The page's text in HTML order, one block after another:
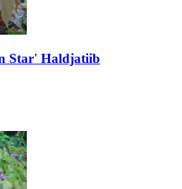
Star' Haldjatiib